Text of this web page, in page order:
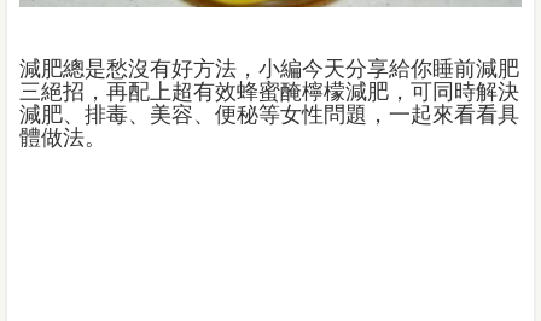
減肥總是愁沒有好方法，小編今天分享給你睡前減肥
三絕招，再配上超有效蜂蜜醃檸檬減肥，可同時解決
減肥、排毒、美容、便秘等女性問題，一起來看看具
體做法。